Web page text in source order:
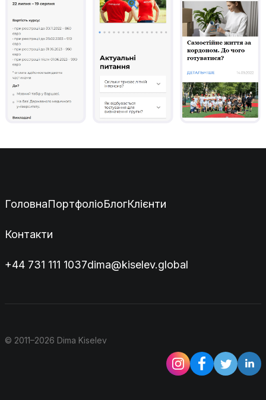
ГоловнаПортфоліоБлогКлієнти
Контакти
+44 731 111 1037dima@kiselev.global
© 2011–2026 Dima Kiselev